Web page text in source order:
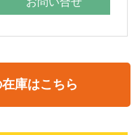
庫はこちら